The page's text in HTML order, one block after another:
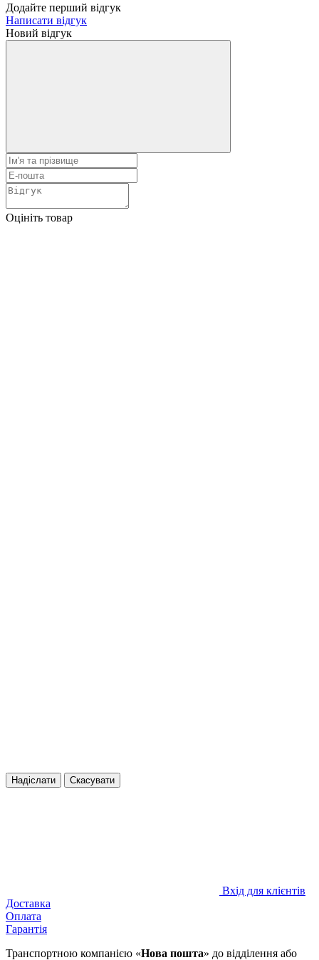
Додайте перший відгук
Написати відгук
Новий відгук
Оцініть товар
Надіслати Скасувати
Вхід для клієнтів
Доставка
Оплата
Гарантія
Транспортною компанією «Нова пошта» до відділення або